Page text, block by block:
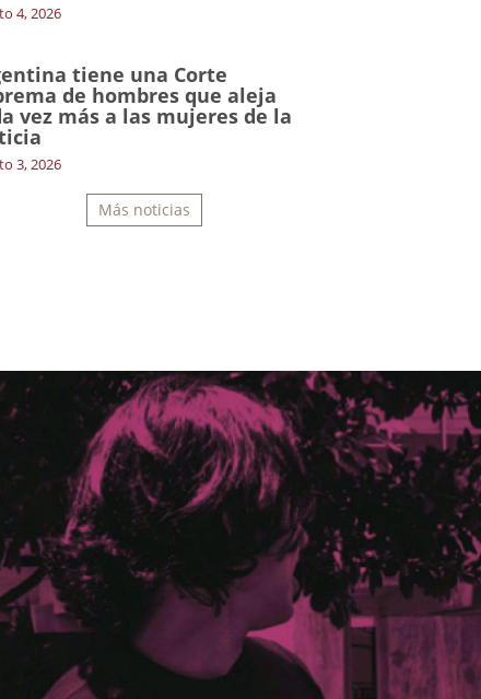
4, 2026
tiene una Corte
de hombres que aleja
vez más a las mujeres de la
3, 2026
Más noticias